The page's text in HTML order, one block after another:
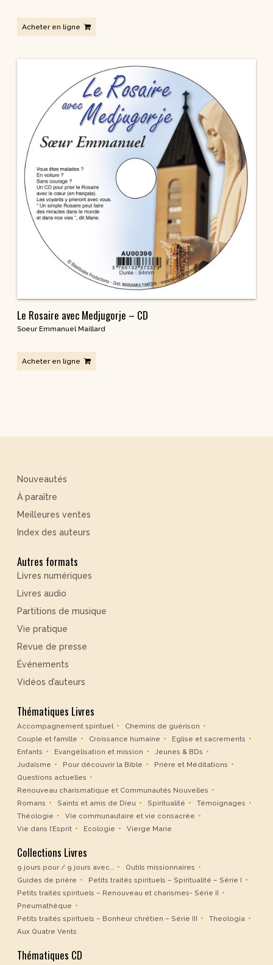
Acheter en ligne
Le Rosaire avec Medjugorje – CD
Soeur Emmanuel Maillard
Acheter en ligne
Nouveautés
À paraître
Meilleures ventes
Index des auteurs
Autres formats
Livres numériques
Livres audio
Partitions de musique
Vie pratique
Revue de presse
Événements
Vidéos d’auteurs
Thématiques Livres
Accompagnement spirituel
Chemins de guérison
Couple et famille
Croissance humaine
Eglise et sacrements
Enfants
Evangélisation et mission
Jeunes & BDs
Judaïsme
Pour découvrir la Bible
Prière et Méditations
Questions actuelles
Renouveau charismatique et Communautés Nouvelles
Romans
Saints et amis de Dieu Spiritualité
Témoignages
Théologie
Vie communautaire et vie consacrée
Vie dans l’Esprit
Ecologie Vierge Marie
Collections Livres
9 jours pour / 9 jours avec…
Outils missionnaires
Guides de prière
Petits traités spirituels – Spiritualité – Série I
Petits traités spirituels – Renouveau et charismes- Série II
Pneumathèque
Petits traités spirituels – Bonheur chrétien – Série III
Theologia
Aux Quatre Vents
Thématiques CD